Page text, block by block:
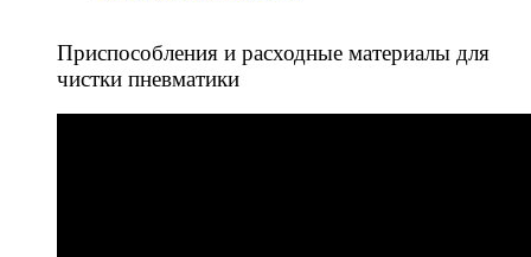
Приспособления и расходные материалы для
чистки пневматики